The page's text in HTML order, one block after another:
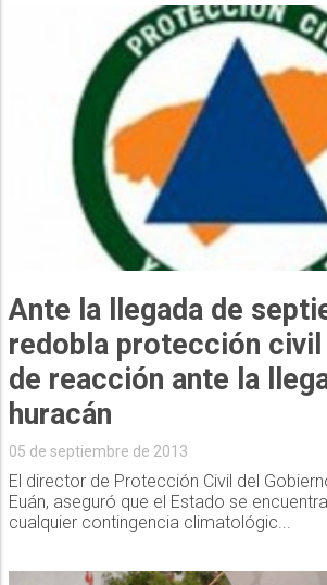
Ante la llegada de
redobla protección
de reacción ante la
huracán
05 de septiembre de 2013
El director de Protección Civil del
Euán, aseguró que el Estado se
cualquier contingencia climatológic...